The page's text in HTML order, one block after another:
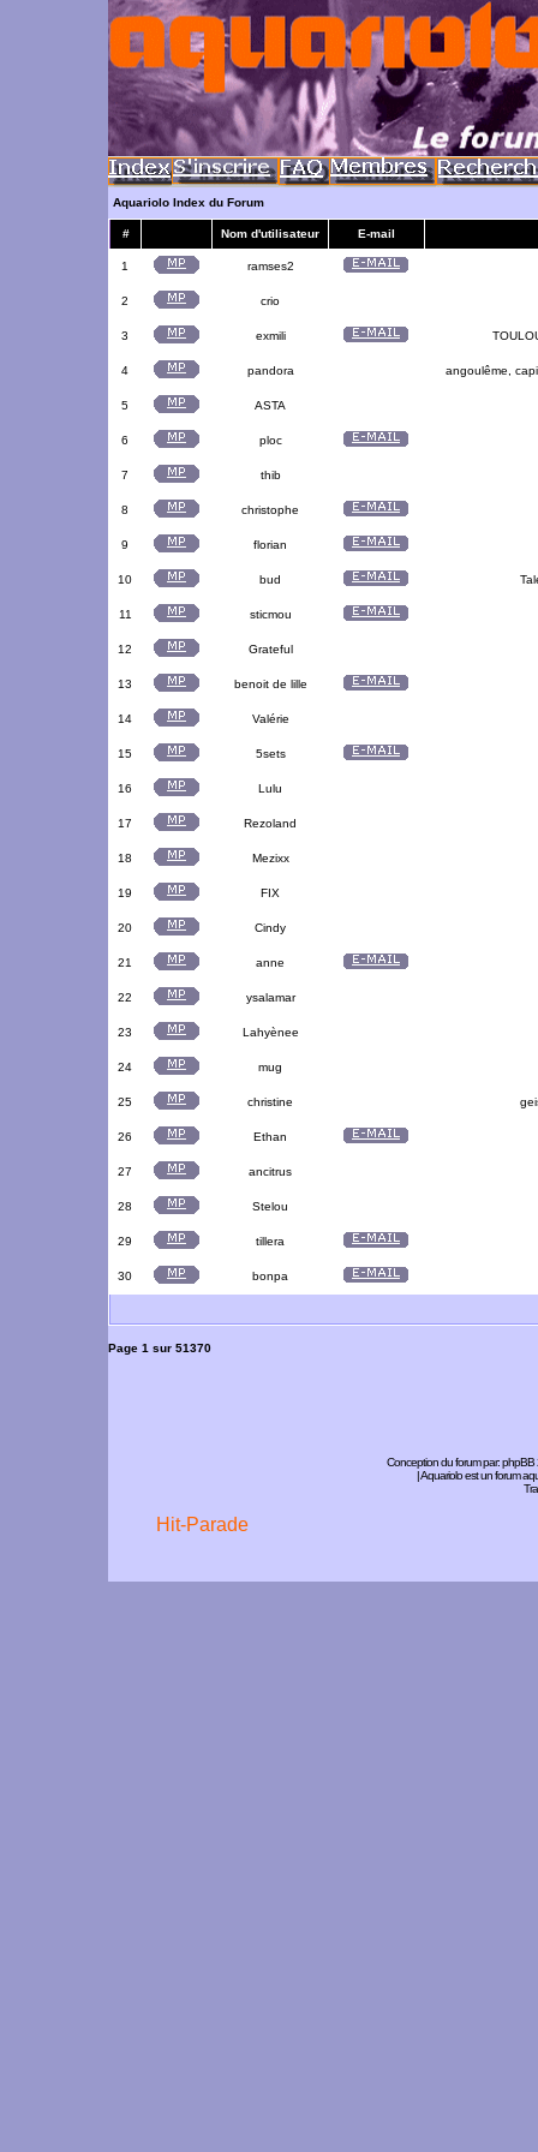
Aquariolo Index du Forum
# Nom d'utilisateur E-mail
1 ramses2
2 crio
3 exmili
4 pandora angoulême,
5 ASTA
6 ploc
7 thib
8 christophe
9 florian
10 bud
11 sticmou
12 Grateful
13 benoit de lille
14 Valérie
15 5sets
16 Lulu
17 Rezoland
18 Mezixx
19 FIX
20 Cindy
21 anne
22 ysalamar
23 Lahyènee
24 mug
25 christine
26 Ethan
27 ancitrus
28 Stelou
29 tillera
30 bonpa
Page 1 sur 51370
Conception du forum par:phpBB
| Aquariolo est un forum